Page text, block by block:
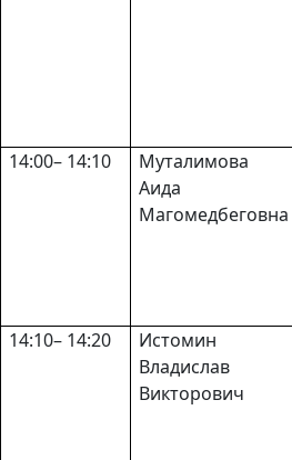
14:00– 14:10
Муталимова
Аида
Магомедбеговна
14:10– 14:20
Истомин
Владислав
Викторович